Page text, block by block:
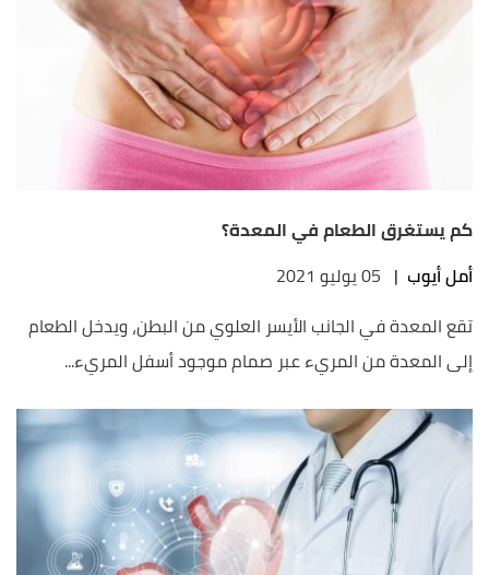
كم يستغرق الطعام في المعدة؟
أمل أيوب | 05 يوليو 2021
تقع المعدة في الجانب الأيسر العلوي من البطن، ويدخل الطعام
إلى المعدة من المريء عبر صمام موجود أسفل المريء...